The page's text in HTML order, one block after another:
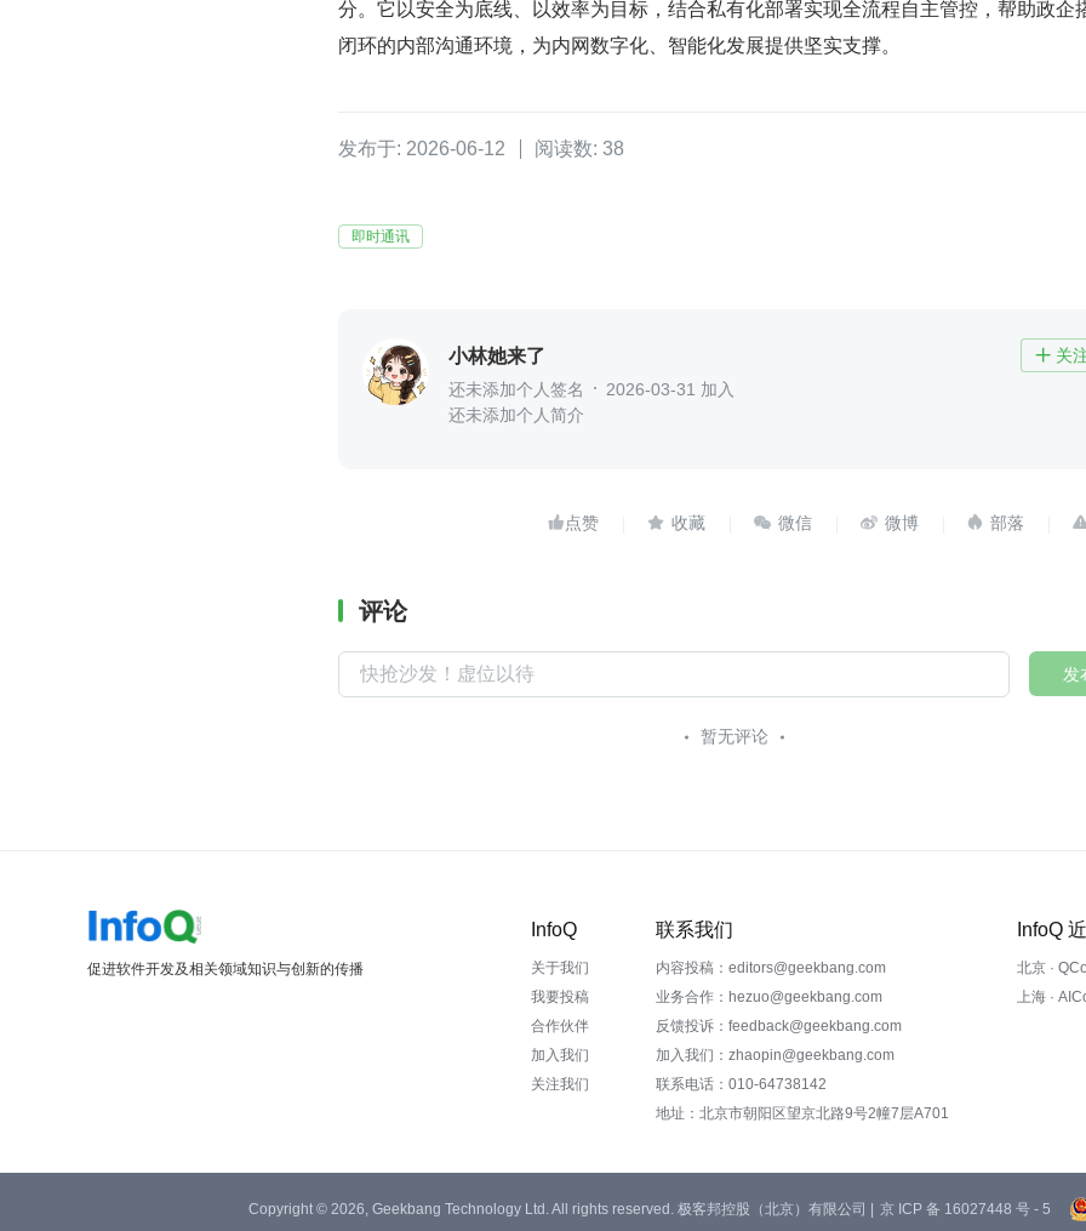
分。它以安全为底线、以效率为目标，结合私有化部署实现全流程自主管控，帮助政企
闭环的内部沟通环境，为内网数字化、智能化发展提供坚实支撑。
发布于: 2026-06-12 阅读数: 38
即时通讯
小林她来了  关
还未添加个人签名
2026-03-31 加入
还未添加个人简介
    
评论
发
暂无评论
促进软件开发及相关领域知识与创新的传播
InfoQ
关于我们
我要投稿
合作伙伴
加入我们
关注我们
联系我们
内容投稿：editors@geekbang.com
业务合作：hezuo@geekbang.com
反馈投诉：feedback@geekbang.com
加入我们：zhaopin@geekbang.com
联系电话：010-64738142
地址：北京市朝阳区望京北路9号2幢7层A701
InfoQ
北京 ·
上海 ·
Copyright © 2026, Geekbang Technology Ltd. All rights reserved. 极客邦控股（北京）有限公司 | 京 ICP 备 16027448 号 - 5